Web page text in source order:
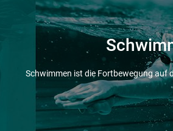
Schwimmen ist die Fortbewegung auf